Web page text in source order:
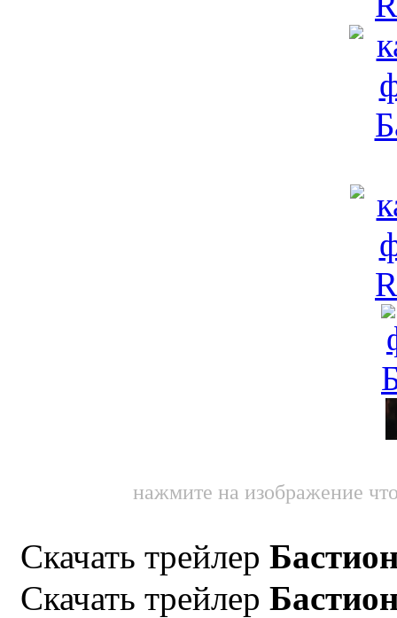
нажмите на изображение
Скачать трейлер
Скачать трейлер